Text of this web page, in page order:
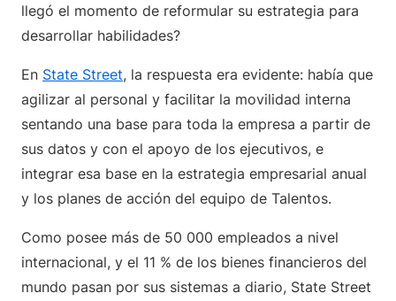
llegó el momento de reformular su estrategia para
desarrollar habilidades?
En State Street, la respuesta era evidente: había que
agilizar al personal y facilitar la movilidad interna
sentando una base para toda la empresa a partir de
sus datos y con el apoyo de los ejecutivos, e
integrar esa base en la estrategia empresarial anual
y los planes de acción del equipo de Talentos.
Como posee más de 50 000 empleados a nivel
internacional, y el 11 % de los bienes financieros del
mundo pasan por sus sistemas a diario, State Street